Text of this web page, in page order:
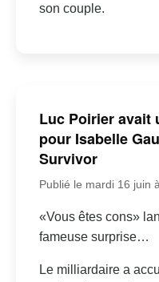
son couple.
Luc Poirier avait
pour Isabelle
Survivor
Publié le mardi 16 juin
«Vous êtes cons»
fameuse surprise…
Le milliardaire a